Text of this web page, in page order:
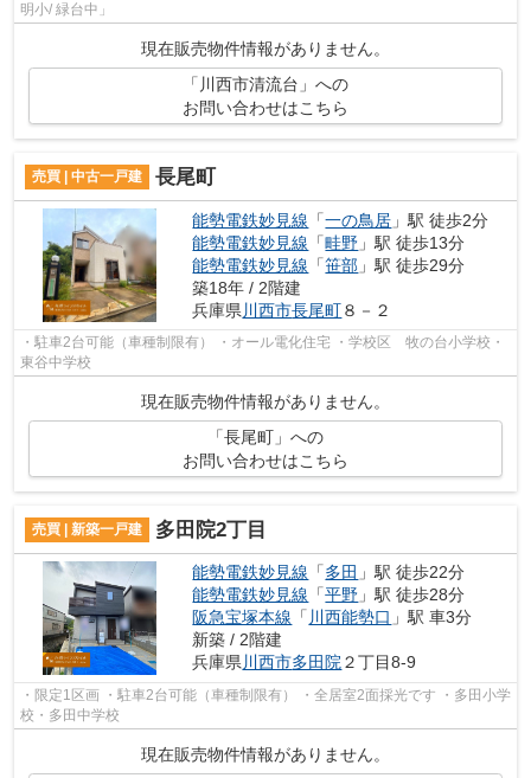
明小/ 緑台中」
現在販売物件情報がありません。
「川西市清流台」への
お問い合わせはこちら
売買 | 中古一戸建 長尾町
能勢電鉄妙見線 「一の鳥居 」駅 徒歩2分
能勢電鉄妙見線 「畦野 」駅 徒歩13分
能勢電鉄妙見線 「笹部 」駅 徒歩29分
築18年 / 2階建
兵庫県 川西市長尾町８－２
・駐車2台可能（車種制限有） ・オール電化住宅 ・学校区 牧の台小学校・
東谷中学校
現在販売物件情報がありません。
「長尾町」への
お問い合わせはこちら
売買 | 新築一戸建 多田院2丁目
能勢電鉄妙見線 「多田 」駅 徒歩22分
能勢電鉄妙見線 「平野 」駅 徒歩28分
阪急宝塚本線 「 川西能勢口 」駅 車3分
新築 / 2階建
兵庫県川西市多田院２丁目8-9
・限定1区画 ・駐車2台可能（車種制限有） ・全居室2面採光です ・多田小学
校・多田中学校
現在販売物件情報がありません。